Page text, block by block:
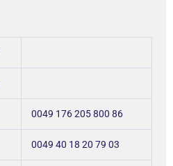
0049 176 205 800 86
0049 40 18 20 79 03